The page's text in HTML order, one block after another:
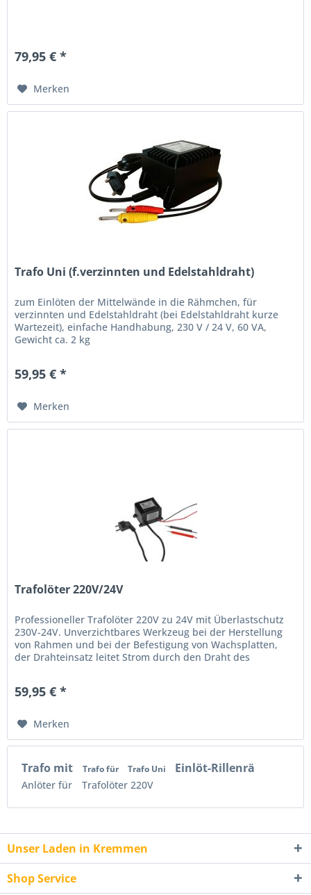
79,95 € *
Merken
Trafo Uni (f.verzinnten und Edelstahldraht)
zum Einlöten der Mittelwände in die Rähmchen, für
verzinnten und Edelstahldraht (bei Edelstahldraht kurze
Wartezeit), einfache Handhabung, 230 V / 24 V, 60 VA,
Gewicht ca. 2 kg
59,95 € *
Merken
Trafolöter 220V/24V
Professioneller Trafolöter 220V zu 24V mit Überlastschutz
230V-24V. Unverzichtbares Werkzeug bei der Herstellung
von Rahmen und bei der Befestigung von Wachsplatten,
der Drahteinsatz leitet Strom durch den Draht des
59,95 € *
Merken
Trafo mit Trafo für Trafo Uni Einlöt-Rillenrä
Anlöter für Trafolöter 220V
Unser Laden in Kremmen
Shop Service